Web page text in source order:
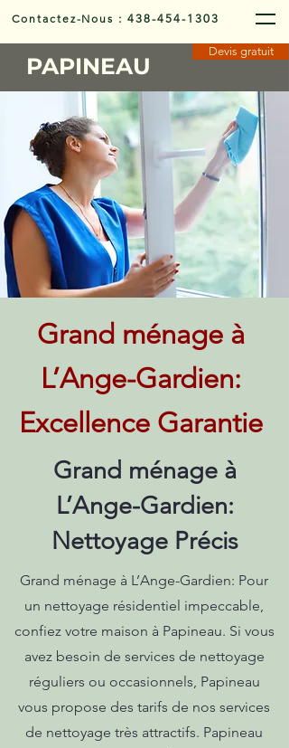
Contactez-Nous :438-454-1303
PAPINEAU
Devis gratuit
Grand ménage à
L’Ange-Gardien:
Excellence Garantie
Grand ménage à
L’Ange-Gardien:
Nettoyage Précis
Grand ménage à L’Ange-Gardien: Pour
un nettoyage résidentiel impeccable,
confiez votre maison à Papineau. Si vous
avez besoin de services de nettoyage
réguliers ou occasionnels, Papineau
vous propose des tarifs de nos services
de nettoyage très attractifs. Papineau